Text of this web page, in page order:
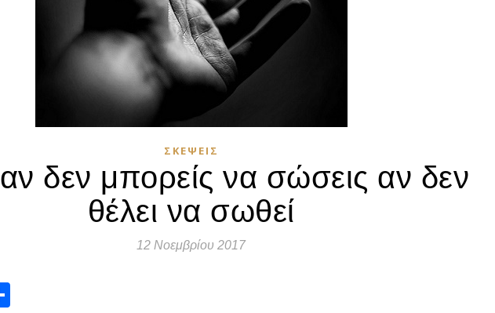
ΣΚΈΨΕΙΣ
δεν μπορείς να σώσεις αν δεν
θέλει να σωθεί
12 Νοεμβρίου 2017